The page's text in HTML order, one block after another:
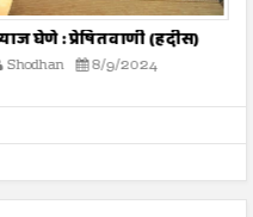
घेणे : प्रेषितवाणी (हदीस)
Shodhan 8/9/2024